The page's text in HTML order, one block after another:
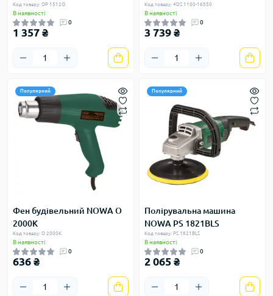
Код товару: OP 1512O
В наявності
0
1 357 ₴
Код товару: 4DS 1100-16550
В наявності
0
3 739 ₴
Популярний
Фен будівельний NOWA O
2000K
Код товару: O 2000K
В наявності
0
636 ₴
Популярний
Полірувальна машина
NOWA PS 1821BLS
Код товару: PS 1821BLS
В наявності
0
2 065 ₴